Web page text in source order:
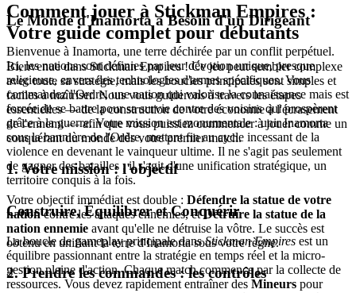
Le Monde d'Inamorta a Besoin d'un Dirigeant
Bienvenue à Inamorta, une terre déchirée par un conflit perpétuel.
Ici, les nations sont définies par leur dévotion unique, presque
religieuse, envers des technologies d'armes spécifiques. Vous
commandez l'Ordre, une nation qui valorise la connaissance mais est
forcée de se battre pour sa survie contre des voisins qui prospèrent
grâce à la guerre. Votre mission est monumentale : unir Inamorta
sous la bannière de l'Ordre, mettant fin au cycle incessant de la
violence en devenant le vainqueur ultime. Il ne s'agit pas seulement
de gagner des batailles ; il s'agit d'une unification stratégique, un
territoire conquis à la fois.
Construire, Équilibrer et Conquérir
La boucle de gameplay principale dansStickman Empires est un
équilibre passionnant entre la stratégie en temps réel et la micro-
gestion pleine d'action. Chaque match commence par la collecte de
ressources. Vous devez rapidement entraîner des Mineurs pour
Comment jouer à Stickman Empires :
Votre guide complet pour débutants
Bienvenue dans Stickman Empires ! Ce jeu peut sembler complexe
avec toute sa stratégie, mais les boucles principales sont simples et
faciles à maîtriser. Nous vous guiderons à travers les étapes
essentielles — de la construction de votre économie à l'écrasement
de l'ennemi — afin que vous puissiez commencer à jouer comme un
conquérant du monde dès votre premier match.
1. Votre mission : l'objectif
Votre objectif immédiat est double : Défendre la statue de votre
nationcontre les attaques ennemies, etDétruire la statue de la
nation ennemie avant qu'elle ne détruise la vôtre. Le succès est
obtenu en unifiant la terre d'Inamorta sous votre règne.
2. Prendre les commandes : les contrôles